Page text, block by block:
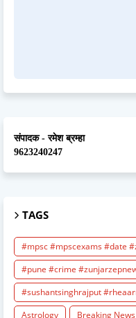
संपादक - रमेश ब्रम्हा
9623240247
TAGS
#mpsc #mpscexams #date
#pune #crime
#sushantsinghrajput
Astrology
Breaking News